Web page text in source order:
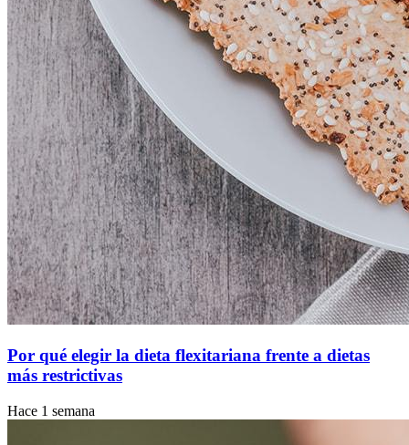
Por qué elegir la dieta flexitariana frente a dietas
más restrictivas
Hace 1 semana